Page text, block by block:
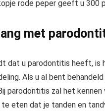
rode peper geeft u 300
met
dat u parodontitis heeft, is
Als u al bent
parodontitis zal het
eten dat je tanden en